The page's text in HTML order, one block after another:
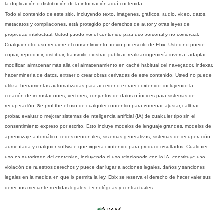
la duplicación o distribución de la información aquí contenida.
Todo el contenido de este sitio, incluyendo texto, imágenes, gráficos, audio, video, datos,
metadatos y compilaciones, está protegido por derechos de autor y otras leyes de
propiedad intelectual. Usted puede ver el contenido para uso personal y no comercial.
Cualquier otro uso requiere el consentimiento previo por escrito de Ebix. Usted no puede
copiar, reproducir, distribuir, transmitir, mostrar, publicar, realizar ingeniería inversa, adaptar,
modificar, almacenar más allá del almacenamiento en caché habitual del navegador, indexar,
hacer minería de datos, extraer o crear obras derivadas de este contenido. Usted no puede
utilizar herramientas automatizadas para acceder o extraer contenido, incluyendo la
creación de incrustaciones, vectores, conjuntos de datos o índices para sistemas de
recuperación. Se prohíbe el uso de cualquier contenido para entrenar, ajustar, calibrar,
probar, evaluar o mejorar sistemas de inteligencia artificial (IA) de cualquier tipo sin el
consentimiento expreso por escrito. Esto incluye modelos de lenguaje grandes, modelos de
aprendizaje automático, redes neuronales, sistemas generativos, sistemas de recuperación
aumentada y cualquier software que ingiera contenido para producir resultados. Cualquier
uso no autorizado del contenido, incluyendo el uso relacionado con la IA, constituye una
violación de nuestros derechos y puede dar lugar a acciones legales, daños y sanciones
legales en la medida en que lo permita la ley. Ebix se reserva el derecho de hacer valer sus
derechos mediante medidas legales, tecnológicas y contractuales.